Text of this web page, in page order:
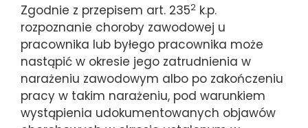
Zgodnie z przepisem art. 2352 k.p.
rozpoznanie choroby zawodowej u
pracownika lub byłego pracownika może
nastąpić w okresie jego zatrudnienia w
narażeniu zawodowym albo po zakończeniu
pracy w takim narażeniu, pod warunkiem
wystąpienia udokumentowanych objawów